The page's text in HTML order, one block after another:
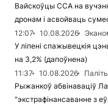
Вайскоўцы ССА на
дронам і асвойваць
12:07
10.08.2026
У ліпені спажывецкія
на 3,2% (дапоўнена)
11:37
10.08.2026
Рыжанкоў абвінаваціў
"экстрафінансаванне з